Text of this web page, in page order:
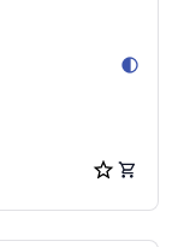
contrast